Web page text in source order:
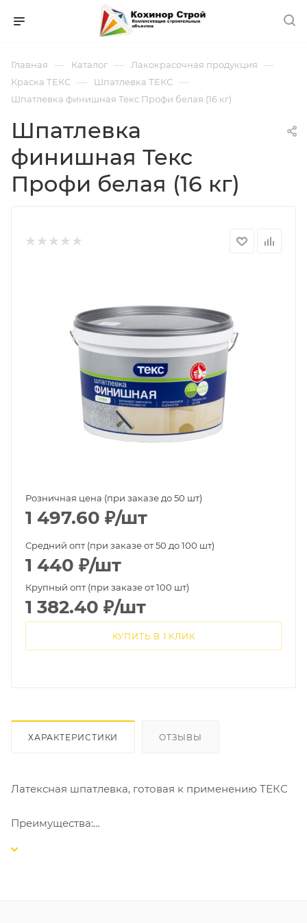
Главная — Каталог — Лакокрасочная продукция —
Краска ТЕКС — Шпатлевка ТЕКС —
Шпатлевка финишная Текс Профи белая (16 кг)
Шпатлевка
финишная Текс
Профи белая (16 кг)
Розничная цена (при заказе до 50 шт)
1 497.60 ₽/шт
Средний опт (при заказе от 50 до 100 шт)
1 440 ₽/шт
Крупный опт (при заказе от 100 шт)
1 382.40 ₽/шт
КУПИТЬ В 1 КЛИК
ХАРАКТЕРИСТИКИ ОТЗЫВЫ
Латексная шпатлевка, готовая к применению ТЕКС
Преимущества: